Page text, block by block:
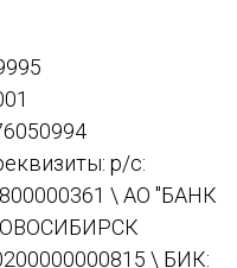
р/с:
\ АО "БАНК
\ БИК: